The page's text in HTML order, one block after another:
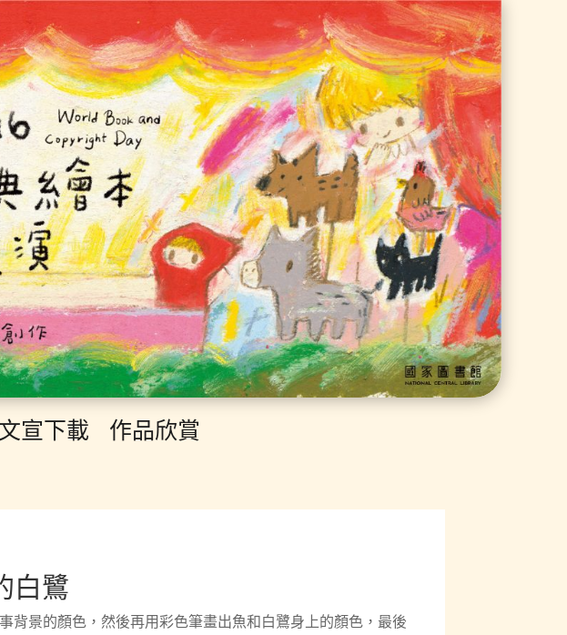
文宣下載 作品欣賞
白鷺
背景的顏色，然後再用彩色筆畫出魚和白鷺身上的顏色，最後